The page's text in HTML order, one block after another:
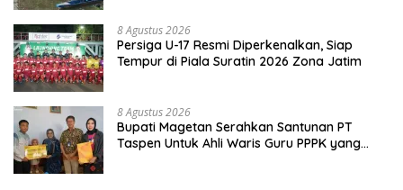
8 Agustus 2026
Persiga U-17 Resmi Diperkenalkan, Siap
Tempur di Piala Suratin 2026 Zona Jatim
8 Agustus 2026
Bupati Magetan Serahkan Santunan PT
Taspen Untuk Ahli Waris Guru PPPK yang